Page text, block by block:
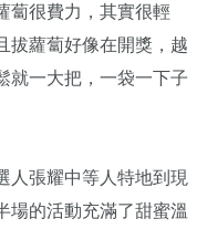
蔔很費力，其實很輕
拔蘿蔔好像在開獎，越
就一大把，一袋一下子
人張耀中等人特地到現
場的活動充滿了甜蜜溫